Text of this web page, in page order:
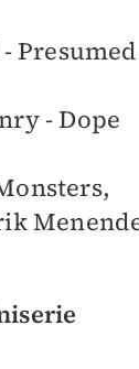
Presumed
- Dope